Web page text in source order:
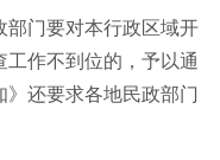
部门要对本行政区域开
作不到位的，予以通
还要求各地民政部门